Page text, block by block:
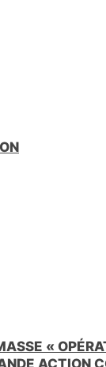
«
ACTION